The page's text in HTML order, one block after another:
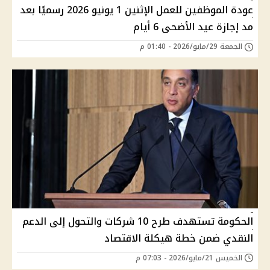
عودة الموظفين للعمل الإثنين 1 يونيو 2026 رسميًا بعد
مد إجازة عيد الأضحى 6 أيام
الجمعة 29/مايو/2026 - 01:40 م
الحكومة تستهدف طرح 10 شركات والتحول إلى الدعم
النقدي ضمن خطة هيكلة الاقتصاد
الخميس 21/مايو/2026 - 07:03 م